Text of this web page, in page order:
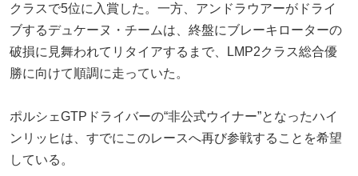
クラスで5位に入賞した。一方、アンドラウアーがドライ
ブするデュケーヌ・チームは、終盤にブレーキローターの
破損に見舞われてリタイアするまで、LMP2クラス総合優
勝に向けて順調に走っていた。
ポルシェGTPドライバーの“非公式ウイナー”となったハイ
ンリッヒは、すでにこのレースへ再び参戦することを希望
している。